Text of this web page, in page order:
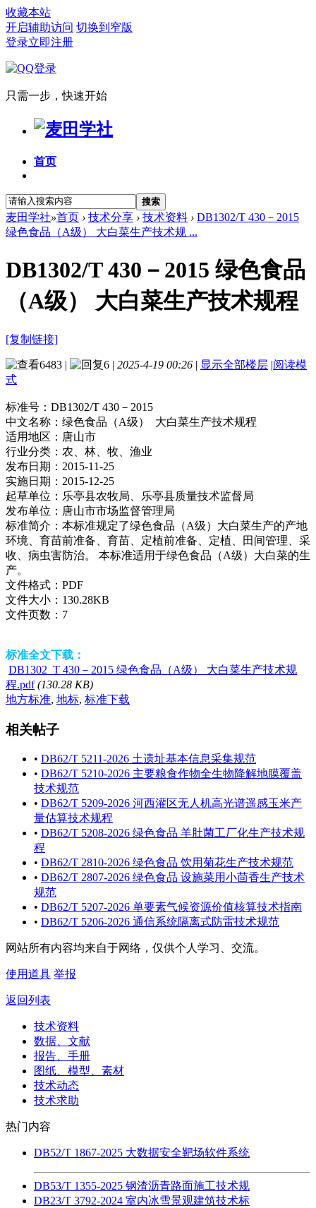
收藏本站
开启辅助访问 切换到窄版
登录立即注册
只需一步，快速开始
首页
搜索
麦田学社»首页 › 技术分享 › 技术资料 › DB1302/T 430－2015
绿色食品（A级） 大白菜生产技术规 ...
DB1302/T 430－2015 绿色食品
（A级） 大白菜生产技术规程
[复制链接]
6483 | 6 | 2025-4-19 00:26 | 显示全部楼层 |阅读模
式
标准号： DB1302/T 430－2015
中文名称： 绿色食品（A级） 大白菜生产技术规程
适用地区： 唐山市
行业分类： 农、林、牧、渔业
发布日期： 2015-11-25
实施日期： 2015-12-25
起草单位： 乐亭县农牧局、乐亭县质量技术监督局
发布单位： 唐山市市场监督管理局
标准简介： 本标准规定了绿色食品（A级）大白菜生产的产地
环境、育苗前准备、育苗、定植前准备、定植、田间管理、采
收、病虫害防治。 本标准适用于绿色食品（A级）大白菜的生
产。
文件格式： PDF
文件大小： 130.28KB
文件页数： 7
标准全文下载：
DB1302_T 430－2015 绿色食品（A级） 大白菜生产技术规
程.pdf (130.28 KB)
地方标准, 地标, 标准下载
相关帖子
• DB62/T 5211-2026 土遗址基本信息采集规范
• DB62/T 5210-2026 主要粮食作物全生物降解地膜覆盖
技术规范
• DB62/T 5209-2026 河西灌区无人机高光谱遥感玉米产
量估算技术规程
• DB62/T 5208-2026 绿色食品 羊肚菌工厂化生产技术规
程
• DB62/T 2810-2026 绿色食品 饮用菊花生产技术规范
• DB62/T 2807-2026 绿色食品 设施菜用小茴香生产技术
规范
• DB62/T 5207-2026 单要素气候资源价值核算技术指南
• DB62/T 5206-2026 通信系统隔离式防雷技术规范
网站所有内容均来自于网络，仅供个人学习、交流。
使用道具 举报
返回列表
技术资料
数据、文献
报告、手册
图纸、模型、素材
技术动态
技术求助
热门内容
DB52/T 1867-2025 大数据安全靶场软件系统
DB53/T 1355-2025 钢渣沥青路面施工技术规
DB23/T 3792-2024 室内冰雪景观建筑技术标